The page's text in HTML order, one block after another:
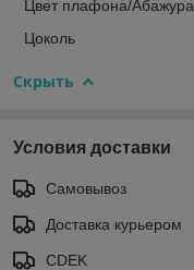
Цвет плафона/Абажура
Цоколь
Скрыть
Условия доставки
Самовывоз
Доставка курьером
CDEK